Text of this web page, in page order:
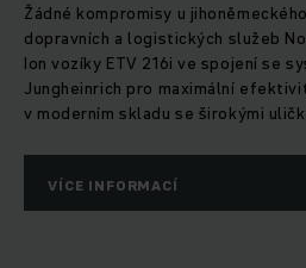
Žádné kompromisy u
dopravních a logistických služeb
Ion vozíky ETV 216i ve spojení se
Jungheinrich pro maximální
v moderním skladu se širokými
VÍCE INFORMACÍ